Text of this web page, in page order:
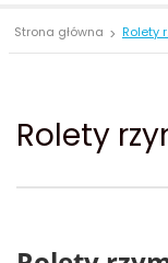
Strona główna Rolety
Rolety